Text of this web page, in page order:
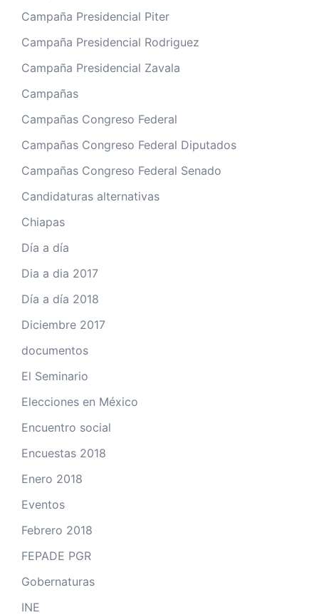
Campaña Presidencial Piter
Campaña Presidencial Rodriguez
Campaña Presidencial Zavala
Campañas
Campañas Congreso Federal
Campañas Congreso Federal Diputados
Campañas Congreso Federal Senado
Candidaturas alternativas
Chiapas
Día a día
Dia a dia 2017
Día a día 2018
Diciembre 2017
documentos
El Seminario
Elecciones en México
Encuentro social
Encuestas 2018
Enero 2018
Eventos
Febrero 2018
FEPADE PGR
Gobernaturas
INE